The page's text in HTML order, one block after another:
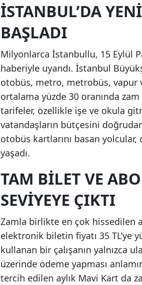
İSTANBUL’DA
BAŞLADI
Milyonlarca İstanbullu, 15 Eylül
haberiyle uyandı. İstanbul
otobüs, metro, metrobüs, vapur
ortalama yüzde 30 oranında
tarifeler, özellikle işe ve okula
vatandaşların bütçesini
otobüs kartlarını basan yolcular,
yaşadı.
TAM BILET VE
SEVIYEYE ÇIKTI
Zamla birlikte en çok hissedilen
elektronik biletin fiyatı 35 TL’ye
kullanan bir çalışanın yalnızca
üzerinde ödeme yapması
tercih edilen aylık Mavi Kart da